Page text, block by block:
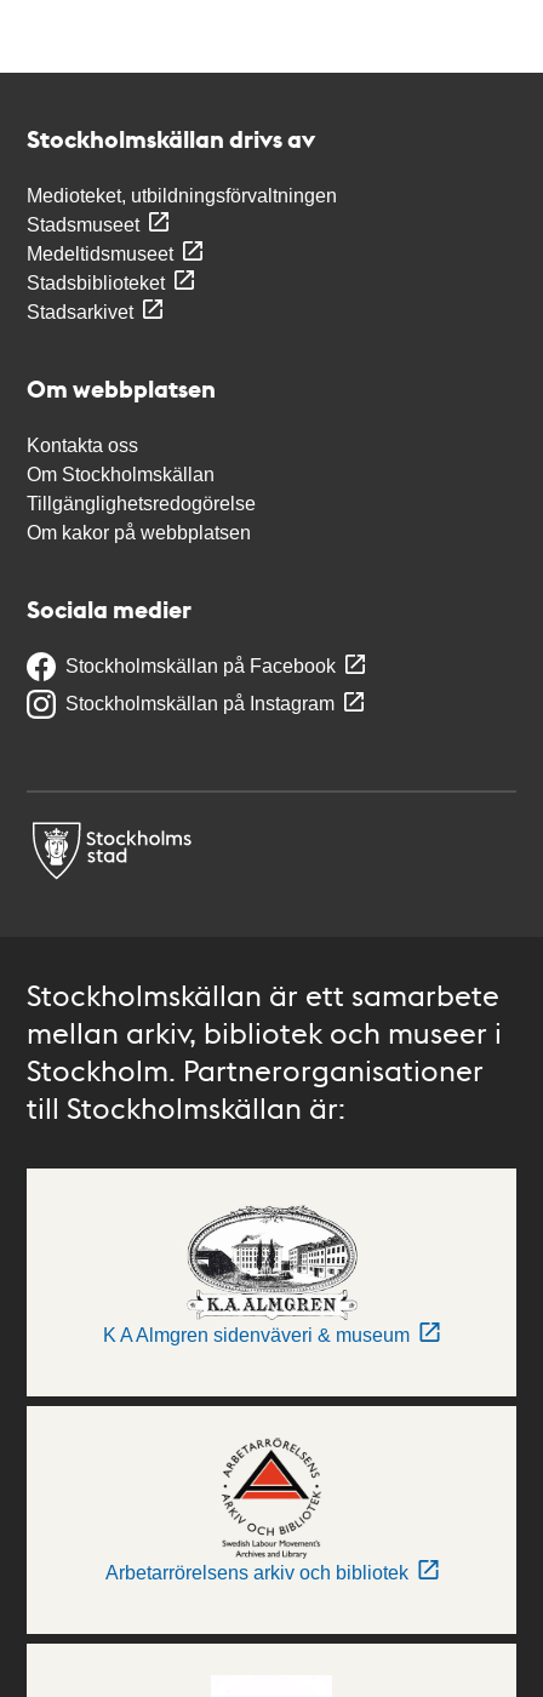
Stockholmskällan drivs av
Medioteket, utbildningsförvaltningen
Stadsmuseet
Medeltidsmuseet
Stadsbiblioteket
Stadsarkivet
Om webbplatsen
Kontakta oss
Om Stockholmskällan
Tillgänglighetsredogörelse
Om kakor på webbplatsen
Sociala medier
Stockholmskällan på Facebook
Stockholmskällan på Instagram
Stockholmskällan är ett samarbete
mellan arkiv, bibliotek och museer i
Stockholm. Partnerorganisationer
till Stockholmskällan är:
K A Almgren sidenväveri & museum
Arbetarrörelsens arkiv och bibliotek